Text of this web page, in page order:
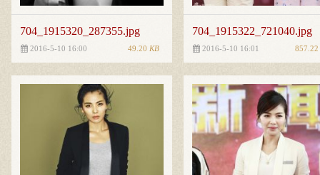
704_1915320_287355.jpg
2016-5-10 16:00 49.20 KB
704_1915322_721040.jpg
2016-5-10 16:01 857.22